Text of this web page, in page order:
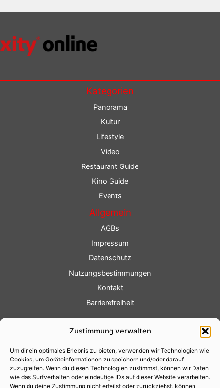
Zustimmung verwalten
Um dir ein optimales Erlebnis zu bieten, verwenden wir Technologien wie
Cookies, um Geräteinformationen zu speichern und/oder darauf
zuzugreifen. Wenn du diesen Technologien zustimmst, können wir Daten
wie das Surfverhalten oder eindeutige IDs auf dieser Website verarbeiten.
Wenn du deine Zustimmung nicht erteilst oder zurückziehst, können
Kategorien
Panorama
Kultur
Lifestyle
Video
Restaurant Guide
Kino Guide
Events
Allgemein
AGBs
Impressum
Datenschutz
Nutzungsbestimmungen
Kontakt
Barrierefreiheit
Fotoservice
Videoservice
Werbung
Contenterstellung